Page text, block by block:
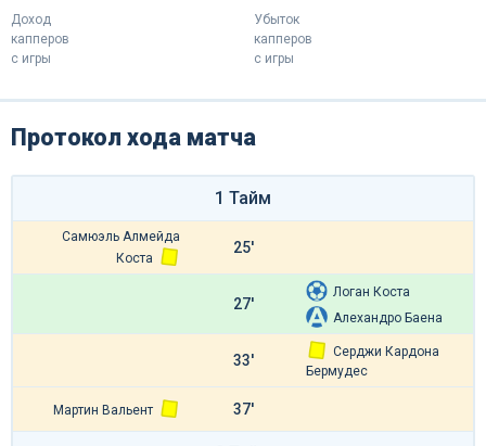
Доход
капперов
с игры
Убыток
капперов
с игры
Протокол хода матча
1 Тайм
Самюэль Алмейда
Коста
25'
27'
Логан Коста
Алехандро Баена
33'
Серджи Кардона
Бермудес
Мартин Вальент 37'